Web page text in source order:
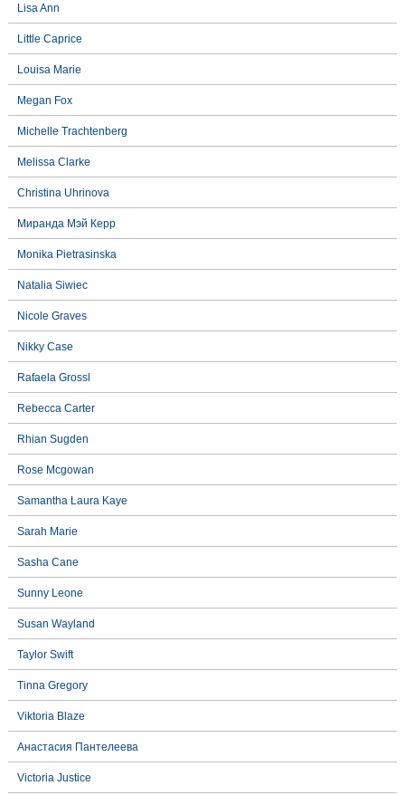
Lisa Ann
Little Caprice
Louisa Marie
Megan Fox
Michelle Trachtenberg
Melissa Clarke
Christina Uhrinova
Миранда Мэй Керр
Monika Pietrasinska
Natalia Siwiec
Nicole Graves
Nikky Case
Rafaela Grossl
Rebecca Carter
Rhian Sugden
Rose Mcgowan
Samantha Laura Kaye
Sarah Marie
Sasha Cane
Sunny Leone
Susan Wayland
Taylor Swift
Tinna Gregory
Viktoria Blaze
Анастасия Пантелеева
Victoria Justice